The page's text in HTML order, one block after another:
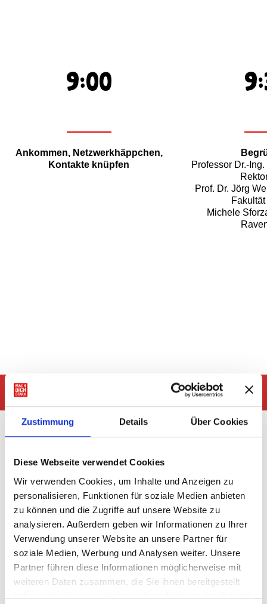
Zustimmung Details Über Cookies
Diese Webseite verwendet Cookies
Wir verwenden Cookies, um Inhalte und Anzeigen zu
personalisieren, Funktionen für soziale Medien anbieten
zu können und die Zugriffe auf unsere Website zu
analysieren. Außerdem geben wir Informationen zu Ihrer
Verwendung unserer Website an unsere Partner für
soziale Medien, Werbung und Analysen weiter. Unsere
Partner führen diese Informationen möglicherweise mit
weiteren Daten zusammen, die Sie ihnen bereitgestellt
9:00
Ankommen, Netzwerkhäppchen,
Kontakte knüpfen
Professor Dr.-
Prof. Dr. Jörg
Michele
Fachtag: „Gesichter der Armut“
am 21. Juni 2023 von 09 – 16 Uhr in der RWU
Unkostenbeitrag
Studierende der RWU sind
kostenfrei eingeladen)
Mail mit der Kontoverbindung.
Für die zu zahlendenTeilnahmebeiträgebitte ich
folgende Zahlungsinformationen mitzugeben:
Bankverbindung:
Baden-Württembergische Bank
IBAN: DE02 6005 0101 7495 5301 02
BIC: SOLADEST600
Kassenzeichen zur Angabe im Verwendungszweck:
2300600015982(dieses bei der Überweisung bitte